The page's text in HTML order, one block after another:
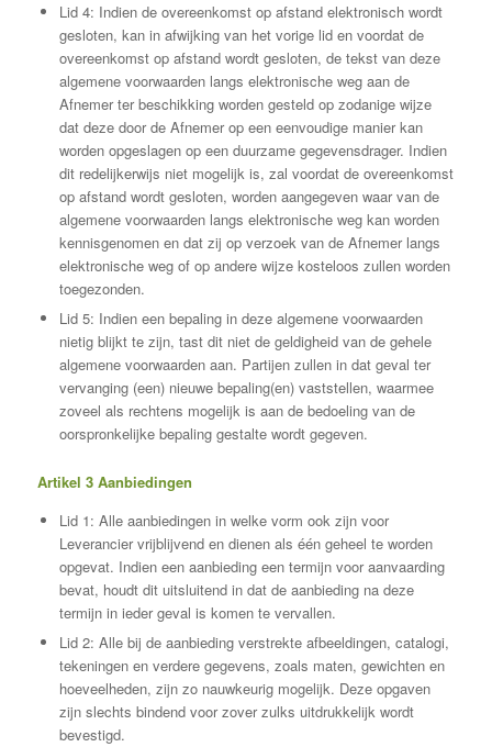
Lid 4: Indien de overeenkomst op afstand elektronisch wordt
gesloten, kan in afwijking van het vorige lid en voordat de
overeenkomst op afstand wordt gesloten, de tekst van deze
algemene voorwaarden langs elektronische weg aan de
Afnemer ter beschikking worden gesteld op zodanige wijze
dat deze door de Afnemer op een eenvoudige manier kan
worden opgeslagen op een duurzame gegevensdrager. Indien
dit redelijkerwijs niet mogelijk is, zal voordat de overeenkomst
op afstand wordt gesloten, worden aangegeven waar van de
algemene voorwaarden langs elektronische weg kan worden
kennisgenomen en dat zij op verzoek van de Afnemer langs
elektronische weg of op andere wijze kosteloos zullen worden
toegezonden.
Lid 5: Indien een bepaling in deze algemene voorwaarden
nietig blijkt te zijn, tast dit niet de geldigheid van de gehele
algemene voorwaarden aan. Partijen zullen in dat geval ter
vervanging (een) nieuwe bepaling(en) vaststellen, waarmee
zoveel als rechtens mogelijk is aan de bedoeling van de
oorspronkelijke bepaling gestalte wordt gegeven.
Artikel 3 Aanbiedingen
Lid 1: Alle aanbiedingen in welke vorm ook zijn voor
Leverancier vrijblijvend en dienen als één geheel te worden
opgevat. Indien een aanbieding een termijn voor aanvaarding
bevat, houdt dit uitsluitend in dat de aanbieding na deze
termijn in ieder geval is komen te vervallen.
Lid 2: Alle bij de aanbieding verstrekte afbeeldingen, catalogi,
tekeningen en verdere gegevens, zoals maten, gewichten en
hoeveelheden, zijn zo nauwkeurig mogelijk. Deze opgaven
zijn slechts bindend voor zover zulks uitdrukkelijk wordt
bevestigd.